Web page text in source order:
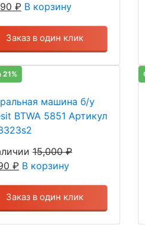
₽ В корзину
Заказ в один клик
21%
машина б/у
BTWA 5851 Артикул
15,000₽
₽ В корзину
Заказ в один клик